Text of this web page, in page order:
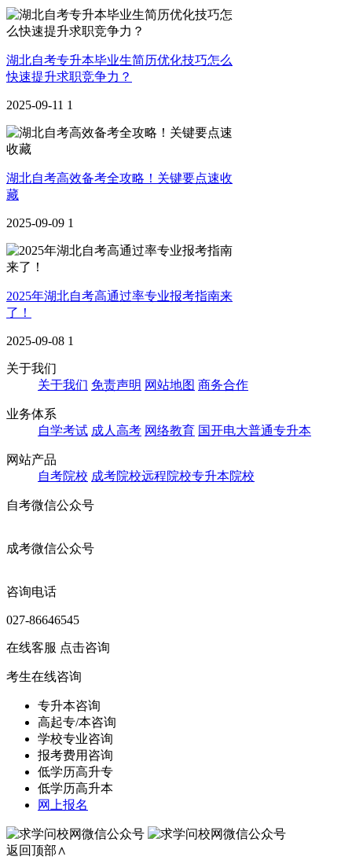
湖北自考专升本毕业生简历优化技巧怎么
快速提升求职竞争力？
2025-09-11 1
湖北自考高效备考全攻略！关键要点速收
藏
2025-09-09 1
2025年湖北自考高通过率专业报考指南来
了！
2025-09-08 1
关于我们
关于我们 免责声明 网站地图 商务合作
业务体系
自学考试 成人高考 网络教育 国开电大普通专升本
网站产品
自考院校 成考院校远程院校专升本院校
自考微信公众号
成考微信公众号
咨询电话
027-86646545
在线客服 点击咨询
考生在线咨询
专升本咨询
高起专/本咨询
学校专业咨询
报考费用咨询
低学历高升专
低学历高升本
网上报名
返回顶部∧